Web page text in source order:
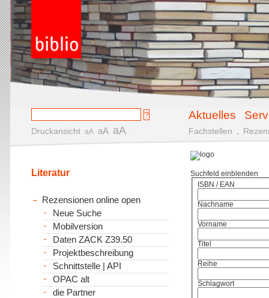
Aktuelles
Druckansicht aA aA aA Fachstellen
Suchfeld einblenden
ISBN / EAN
Nachname
Vorname
Titel
Reihe
Schlagwort
Literatur
Rezensionen online open
Neue Suche
Mobilversion
Daten ZACK Z39.50
Projektbeschreibung
Schnittstelle | API
OPAC alt
die Partner